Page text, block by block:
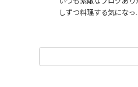
しずつ料理する気になっ…